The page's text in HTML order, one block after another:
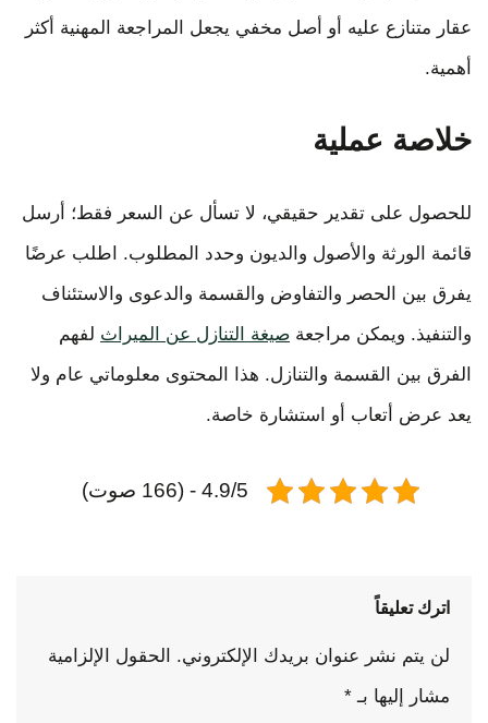
عقار متنازع عليه أو أصل مخفي يجعل المراجعة المهنية أكثر
أهمية.
خلاصة عملية
للحصول على تقدير حقيقي، لا تسأل عن السعر فقط؛ أرسل
قائمة الورثة والأصول والديون وحدد المطلوب. اطلب عرضًا
يفرق بين الحصر والتفاوض والقسمة والدعوى والاستئناف
والتنفيذ. ويمكن مراجعة صيغة التنازل عن الميراث لفهم
الفرق بين القسمة والتنازل. هذا المحتوى معلوماتي عام ولا
يعد عرض أتعاب أو استشارة خاصة.
4.9/5 - (166 صوت)
اترك تعليقاً
لن يتم نشر عنوان بريدك الإلكتروني.
الحقول الإلزامية
مشار إليها بـ *